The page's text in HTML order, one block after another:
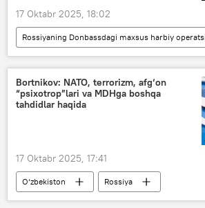
17 Oktabr 2025, 18:02
Dunyoda
Rossiya
Ukraina
Dmitriy Peskov
Vladimir Putin
Donald Tramp
Bortnikov: NATO, terrorizm, afg‘on
“psixotrop”lari va MDHga boshqa
tahdidlar haqida
17 Oktabr 2025, 17:41
O‘zbekiston
Rossiya
Buyuk Britaniya
Yevropa